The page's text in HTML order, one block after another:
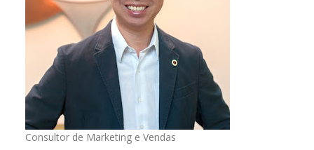
Consultor de Marketing e Vendas